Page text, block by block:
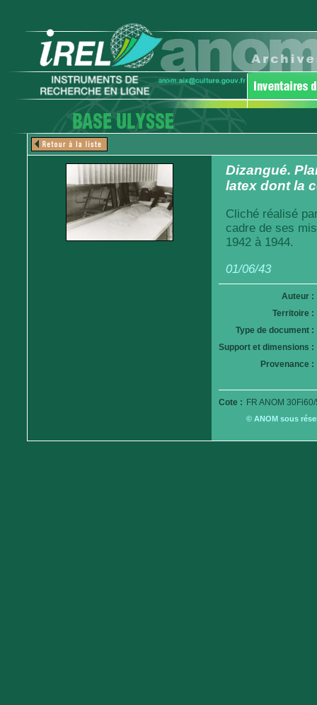
Dizangué.
latex dont la
Cliché réalisé
cadre de ses
1942 à 1944.
01/06/43
Auteur :
Territoire :
Type de document :
Support et dimensions :
Provenance :
Cote : FR ANOM
© ANOM sous